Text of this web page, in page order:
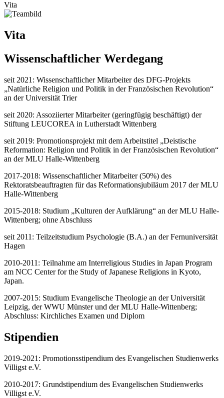
Vita
Vita
Wissenschaftlicher Werdegang
seit 2021: Wissenschaftlicher Mitarbeiter des DFG-Projekts
„Natürliche Religion und Politik in der Französischen Revolution“
an der Universität Trier
seit 2020: Assoziierter Mitarbeiter (geringfügig beschäftigt) der
Stiftung LEUCOREA in Lutherstadt Wittenberg
seit 2019: Promotionsprojekt mit dem Arbeitstitel „Deistische
Reformation: Religion und Politik in der Französischen Revolution“
an der MLU Halle-Wittenberg
2017-2018: Wissenschaftlicher Mitarbeiter (50%) des
Rektoratsbeauftragten für das Reformationsjubiläum 2017 der MLU
Halle-Wittenberg
2015-2018: Studium „Kulturen der Aufklärung“ an der MLU Halle-
Wittenberg; ohne Abschluss
seit 2011: Teilzeitstudium Psychologie (B.A.) an der Fernuniversität
Hagen
2010-2011: Teilnahme am Interreligious Studies in Japan Program
am NCC Center for the Study of Japanese Religions in Kyoto,
Japan.
2007-2015: Studium Evangelische Theologie an der Universität
Leipzig, der WWU Münster und der MLU Halle-Wittenberg;
Abschluss: Kirchliches Examen und Diplom
Stipendien
2019-2021: Promotionsstipendium des Evangelischen Studienwerks
Villigst e.V.
2010-2017: Grundstipendium des Evangelischen Studienwerks
Villigst e.V.